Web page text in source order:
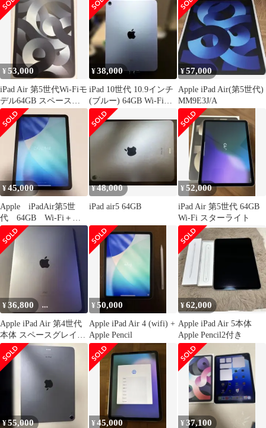
ー 本体 タブレット ア
イパッド アップル
apple 【送料無料】
ipda5mtm2799
¥53,000
iPad Air 第5世代Wi-Fiモ
デル64GB スペースグ
レー
¥38,000
iPad 10世代 10.9インチ
(ブルー) 64GB Wi-Fiモ
デル
¥57,000
Apple iPad Air(第5世代)
MM9E3J/A
¥45,000
Apple iPadAir第5世
代 64GB Wi-Fi＋
Cellularモデル
¥48,000
iPad air5 64GB
¥52,000
iPad Air 第5世代 64GB
Wi-Fi スターライト
¥36,800
Apple iPad Air 第4世代
本体 スペースグレイ
64gb WiFi
¥50,000
Apple iPad Air 4 (wifi) +
Apple Pencil
¥62,000
Apple iPad Air 5本体
Apple Pencil2付き
¥55,000 ¥45,000 ¥37,100